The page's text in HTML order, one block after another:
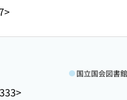
国立国会図書館